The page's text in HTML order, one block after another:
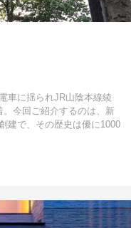
車に揺られJR山陰本線綾
今回ご紹介するのは、新
建で、その歴史は優に1000